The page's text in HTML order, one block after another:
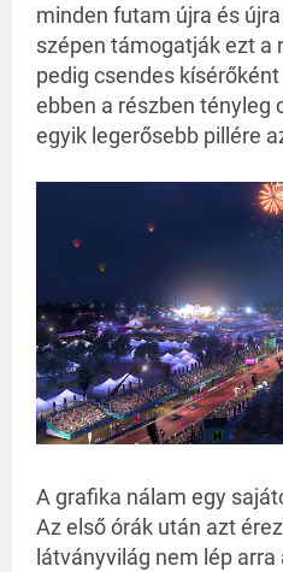
minden futam újra és
szépen támogatják ezt a
pedig csendes
ebben a részben tényleg
egyik legerősebb pillére
A grafika nálam egy
Az első órák után azt
látványvilág nem lép